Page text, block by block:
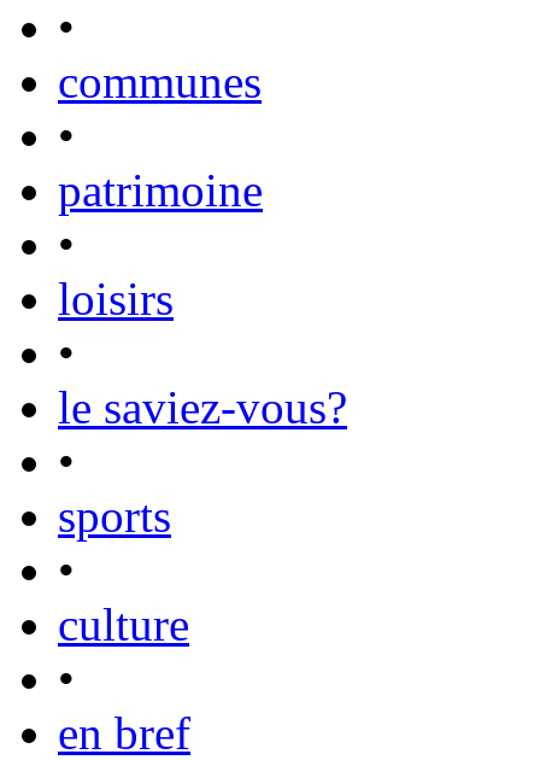
•
communes
•
patrimoine
•
loisirs
•
le saviez-vous?
•
sports
•
culture
•
en bref